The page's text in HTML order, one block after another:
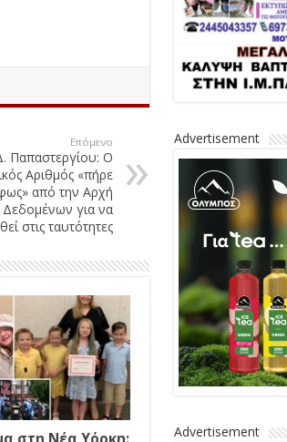
Επόμενο
Παπαστεργίου: Ο
Αριθμός «πήρε
από την Αρχή
Δεδομένων για να
στις ταυτότητες
στη Νέα Υόρκη:
Advertisement
Advertisement